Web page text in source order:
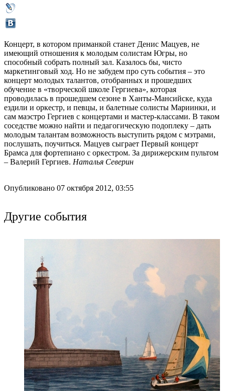
Концерт, в котором приманкой станет Денис Мацуев, не
имеющий отношения к молодым солистам Югры, но
способный собрать полный зал. Казалось бы, чисто
маркетинговый ход. Но не забудем про суть события – это
концерт молодых талантов, отобранных и прошедших
обучение в «творческой школе Гергиева», которая
проводилась в прошедшем сезоне в Ханты-Мансийске, куда
ездили и оркестр, и певцы, и балетные солисты Мариинки, и
сам маэстро Гергиев с концертами и мастер-классами. В таком
соседстве можно найти и педагогическую подоплеку – дать
молодым талантам возможность выступить рядом с мэтрами,
послушать, поучиться. Мацуев сыграет Первый концерт
Брамса для фортепиано с оркестром. За дирижерским пультом
– Валерий Гергиев. Наталья Северин
Опубликовано 07 октября 2012, 03:55
Другие события